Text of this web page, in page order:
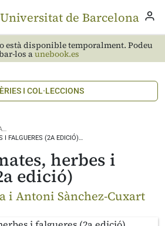
està disponible temporalment. Podeu
los aunebook.es
I COL·LECCIONS
I FALGUERES (2A EDICIÓ)…
herbes i
edició)
i Antoni Sànchez-Cuxart